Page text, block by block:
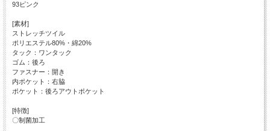
93ピンク
[素材]
ストレッチツイル
ポリエステル80%・綿20%
タック：ワンタック
ゴム：後ろ
ファスナー：開き
内ポケット：右脇
ポケット：後ろアウトポケット
[特徴]
〇制菌加工